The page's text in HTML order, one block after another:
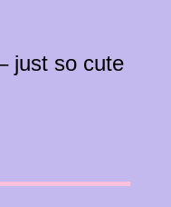
just so cute